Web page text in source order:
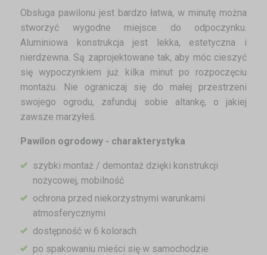
Obsługa pawilonu jest bardzo łatwa, w minutę można
stworzyć wygodne miejsce do odpoczynku.
Aluminiowa konstrukcja jest lekka, estetyczna i
nierdzewna. Są zaprojektowane tak, aby móc cieszyć
się wypoczynkiem już kilka minut po rozpoczęciu
montażu. Nie ograniczaj się do małej przestrzeni
swojego ogrodu, zafunduj sobie altankę, o jakiej
zawsze marzyłeś.
Pawilon ogrodowy - charakterystyka
szybki montaż / demontaż dzięki konstrukcji
nożycowej, mobilność
ochrona przed niekorzystnymi warunkami
atmosferycznymi
dostępność w 6 kolorach
po spakowaniu mieści się w samochodzie